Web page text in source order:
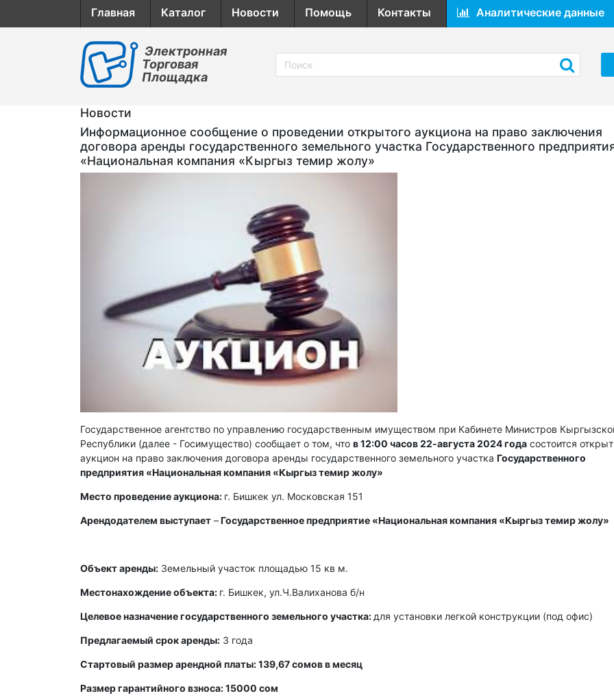
Главная Каталог Новости Помощь Контакты Аналитические данные
Электронная
Торговая
Площадка
Новости
Информационное сообщение о проведении открытого аукциона на право заключения
договора аренды государственного земельного участка Государственного
«Национальная компания «Кыргыз темир жолу»
Государственное агентство по управлению государственным имуществом при Кабинете Министров
Республики (далее - Госимущество) сообщает о том, что в 12:00 часов 22-августа 2024 года состоится
аукцион на право заключения договора аренды государственного земельного участка Государственного
предприятия «Национальная компания «Кыргыз темир жолу»
Место проведение аукциона: г. Бишкек ул. Московская 151
Арендодателем выступает –Государственное предприятие «Национальная компания «Кыргыз темир жолу»
Объект аренды: Земельный участок площадью 15 кв м.
Местонахождение объекта: г. Бишкек, ул.Ч.Валиханова б/н
Целевое назначение государственного земельного участка: для установки легкой конструкции (под офис)
Предлагаемый срок аренды: 3 года
Стартовый размер арендной платы: 139,67 сомов в месяц
Размер гарантийного взноса: 15000 сом